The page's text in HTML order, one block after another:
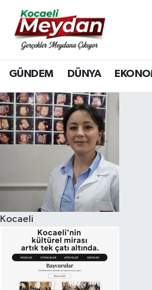
GÜNDEM DÜNYA
Kocaeli
Nöbetçi Eczaneler
Hava Durumu
Trafik Durumu
Süper Lig Puan Durumu
Tüm Manşetler
Son Dakika Haberleri
Haber Arşivi